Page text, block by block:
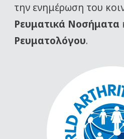
την ενημέρωση του
Ρευματικά Νοσήματα
Ρευματολόγου.